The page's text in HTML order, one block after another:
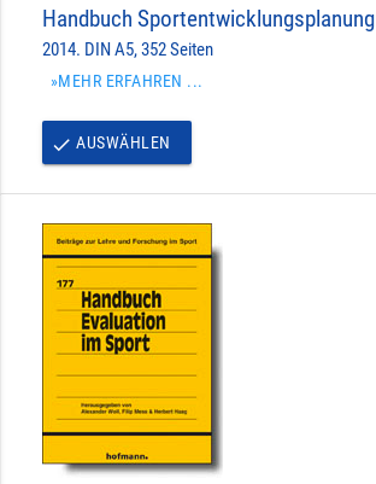
Handbuch Sportentwicklungsplanung
2014. DIN A5, 352 Seiten
»MEHR ERFAHREN ...
done AUSWÄHLEN